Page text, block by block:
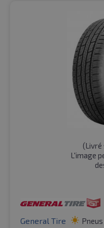
(Livré
L'image
General Tire